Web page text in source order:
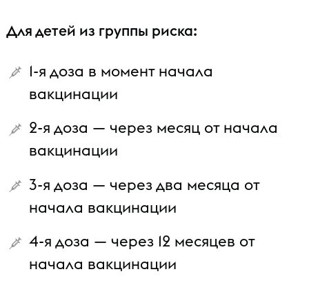
Для детей из группы риска:
1-я доза в момент начала
вакцинации
2-я доза — через месяц от начала
вакцинации
3-я доза — через два месяца от
начала вакцинации
4-я доза — через 12 месяцев от
начала вакцинации